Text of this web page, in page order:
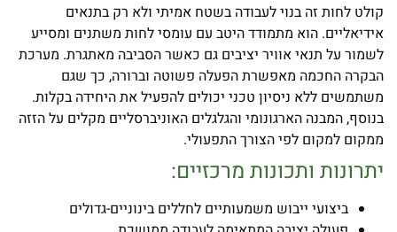
קולט לחות זה בנוי לעבודה בשטח אמיתי ולא רק בתנאים
אידיאליים. הוא מתמודד היטב עם עומסי לחות משתנים ומסייע
לשמור על תנאי אוויר יציבים גם כאשר הסביבה מאתגרת. מערכת
הבקרה החכמה מאפשרת הפעלה פשוטה וברורה, כך שגם
משתמשים ללא ניסיון טכני יכולים להפעיל את היחידה בקלות.
בנוסף, המבנה הארגונומי והגלגלים האוניברסליים מקלים על הזזה
ממקום למקום לפי הצורך התפעולי.
יתרונות ותכונות מרכזיים:
ביצועי ייבוש משמעותיים לחללים בינוניים-גדולים